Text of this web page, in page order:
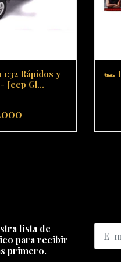
Rápidos y
Jeep Gl...
+
🏎️
lista de
para recibir
primero.